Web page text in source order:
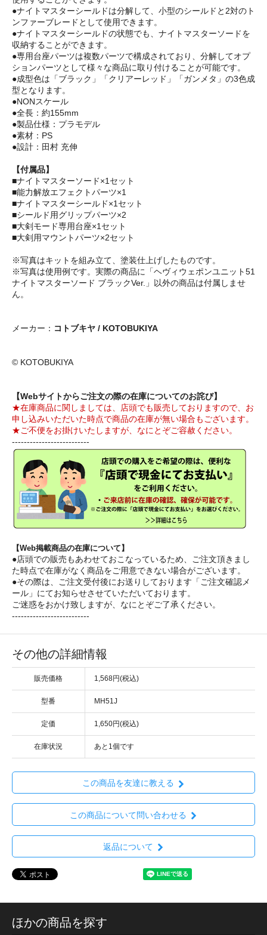
●ナイトマスターシールドは分解して、小型のシールドと2対のト
ンファーブレードとして使用できます。
●ナイトマスターシールドの状態でも、ナイトマスターソードを
収納することができます。
●専用台座パーツは複数パーツで構成されており、分解してオプ
ションパーツとして様々な商品に取り付けることが可能です。
●成型色は「ブラック」「クリアーレッド」「ガンメタ」の3色成
型となります。
●NONスケール
●全長：約155mm
●製品仕様：プラモデル
●素材：PS
●設計：田村 充伸
【付属品】
■ナイトマスターソード×1セット
■能力解放エフェクトパーツ×1
■ナイトマスターシールド×1セット
■シールド用グリップパーツ×2
■大剣モード専用台座×1セット
■大剣用マウントパーツ×2セット
※写真はキットを組み立て、塗装仕上げしたものです。
※写真は使用例です。実際の商品に「ヘヴィウェポンユニット51
ナイトマスターソード ブラックVer.」以外の商品は付属しませ
ん。
メーカー： コトブキヤ / KOTOBUKIYA
© KOTOBUKIYA
【Webサイトからご注文の際の在庫についてのお詫び】
★在庫商品に関しましては、店頭でも販売しておりますので、お
申し込みいただいた時点で商品の在庫が無い場合もございます。
★ご不便をお掛けいたしますが、なにとぞご容赦ください。
--------------------------
【Web掲載商品の在庫について】
●店頭での販売もあわせておこなっているため、ご注文頂きまし
た時点で在庫がなく商品をご用意できない場合がございます。
●その際は、ご注文受付後にお送りしております「ご注文確認メ
ール」にてお知らせさせていただいております。
ご迷惑をおかけ致しますが、なにとぞご了承ください。
--------------------------
その他の詳細情報
販売価格 1,568円(税込)
型番 MH51J
定価 1,650円(税込)
在庫状況 あと1個です
この商品を友達に教える
この商品について問い合わせる
返品について
ほかの商品を探す